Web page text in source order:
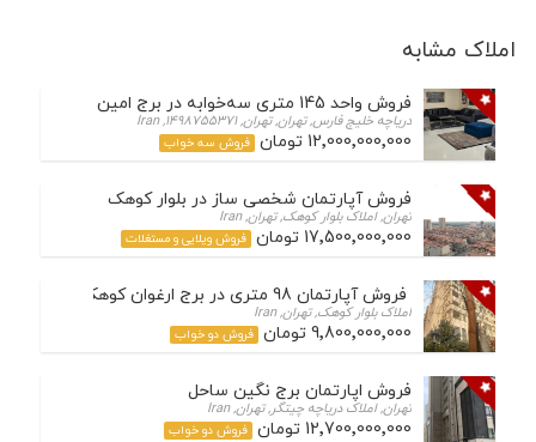
املاک مشابه
فروش واحد 145 متری سه‌خوابه در برج امین – دریاچه چیتگر
دریاچه خلیج فارس, تهران, تهران, 1498755371, Iran
12٬000٬000٬000 تومان فروش سه خواب
فروش آپارتمان شخصی ساز در بلوار کوهک
تهران, املاک بلوار کوهک, تهران, Iran
17٬500٬000٬000 تومان فروش ویلایی و مستغلات
فروش آپارتمان 98 متری در برج ارغوان کوهک
املاک بلوار کوهک, تهران, Iran
9٬800٬000٬000 تومان فروش دو خواب
فروش اپارتمان برج نگین ساحل
تهران, املاک دریاچه چیتگر, تهران, Iran
12٬700٬000٬000 تومان فروش دو خواب